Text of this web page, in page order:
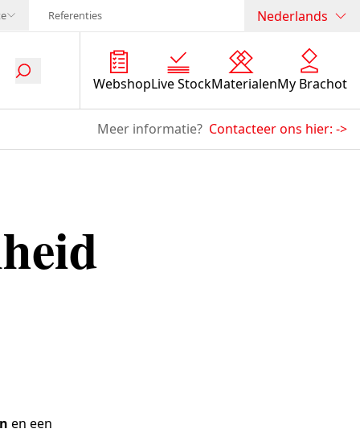
Referenties Nederlands
WebshopLive StockMaterialenMy Brachot
Meer informatie? Contacteer ons hier: ->
en een